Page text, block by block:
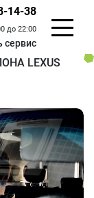
14-38
до 22:00
сервис
LEXUS